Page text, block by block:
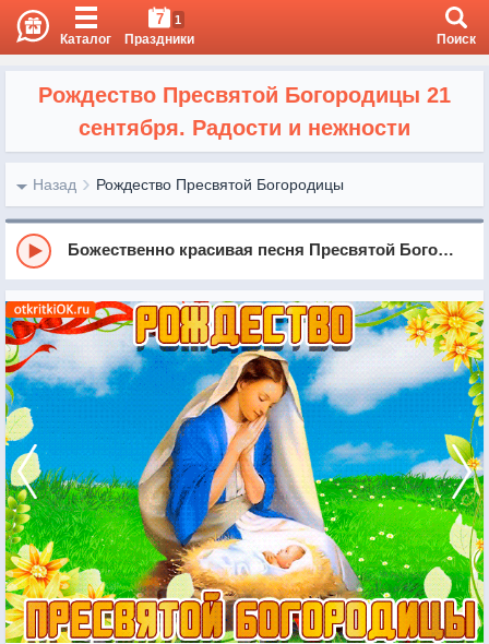
Каталог
7 1
Праздники Поиск
Рождество Пресвятой Богородицы 21
сентября. Радости и нежности
Назад Рождество Пресвятой Богородицы
Божественно красивая песня Пресвятой Богородице !